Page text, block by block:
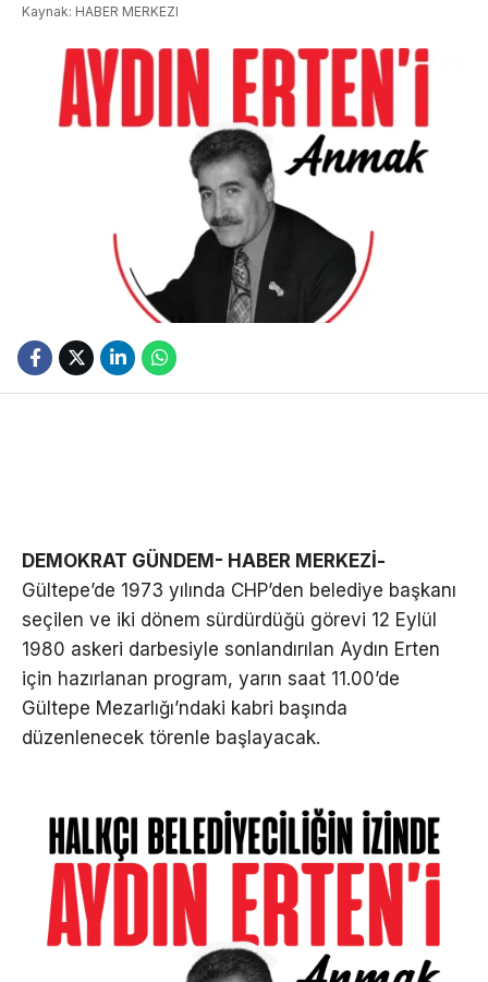
Kaynak: HABER MERKEZI
DEMOKRAT GÜNDEM- HABER MERKEZİ-
Gültepe’de 1973 yılında CHP’den belediye başkanı
seçilen ve iki dönem sürdürdüğü görevi 12 Eylül
1980 askeri darbesiyle sonlandırılan Aydın Erten
için hazırlanan program, yarın saat 11.00’de
Gültepe Mezarlığı’ndaki kabri başında
düzenlenecek törenle başlayacak.